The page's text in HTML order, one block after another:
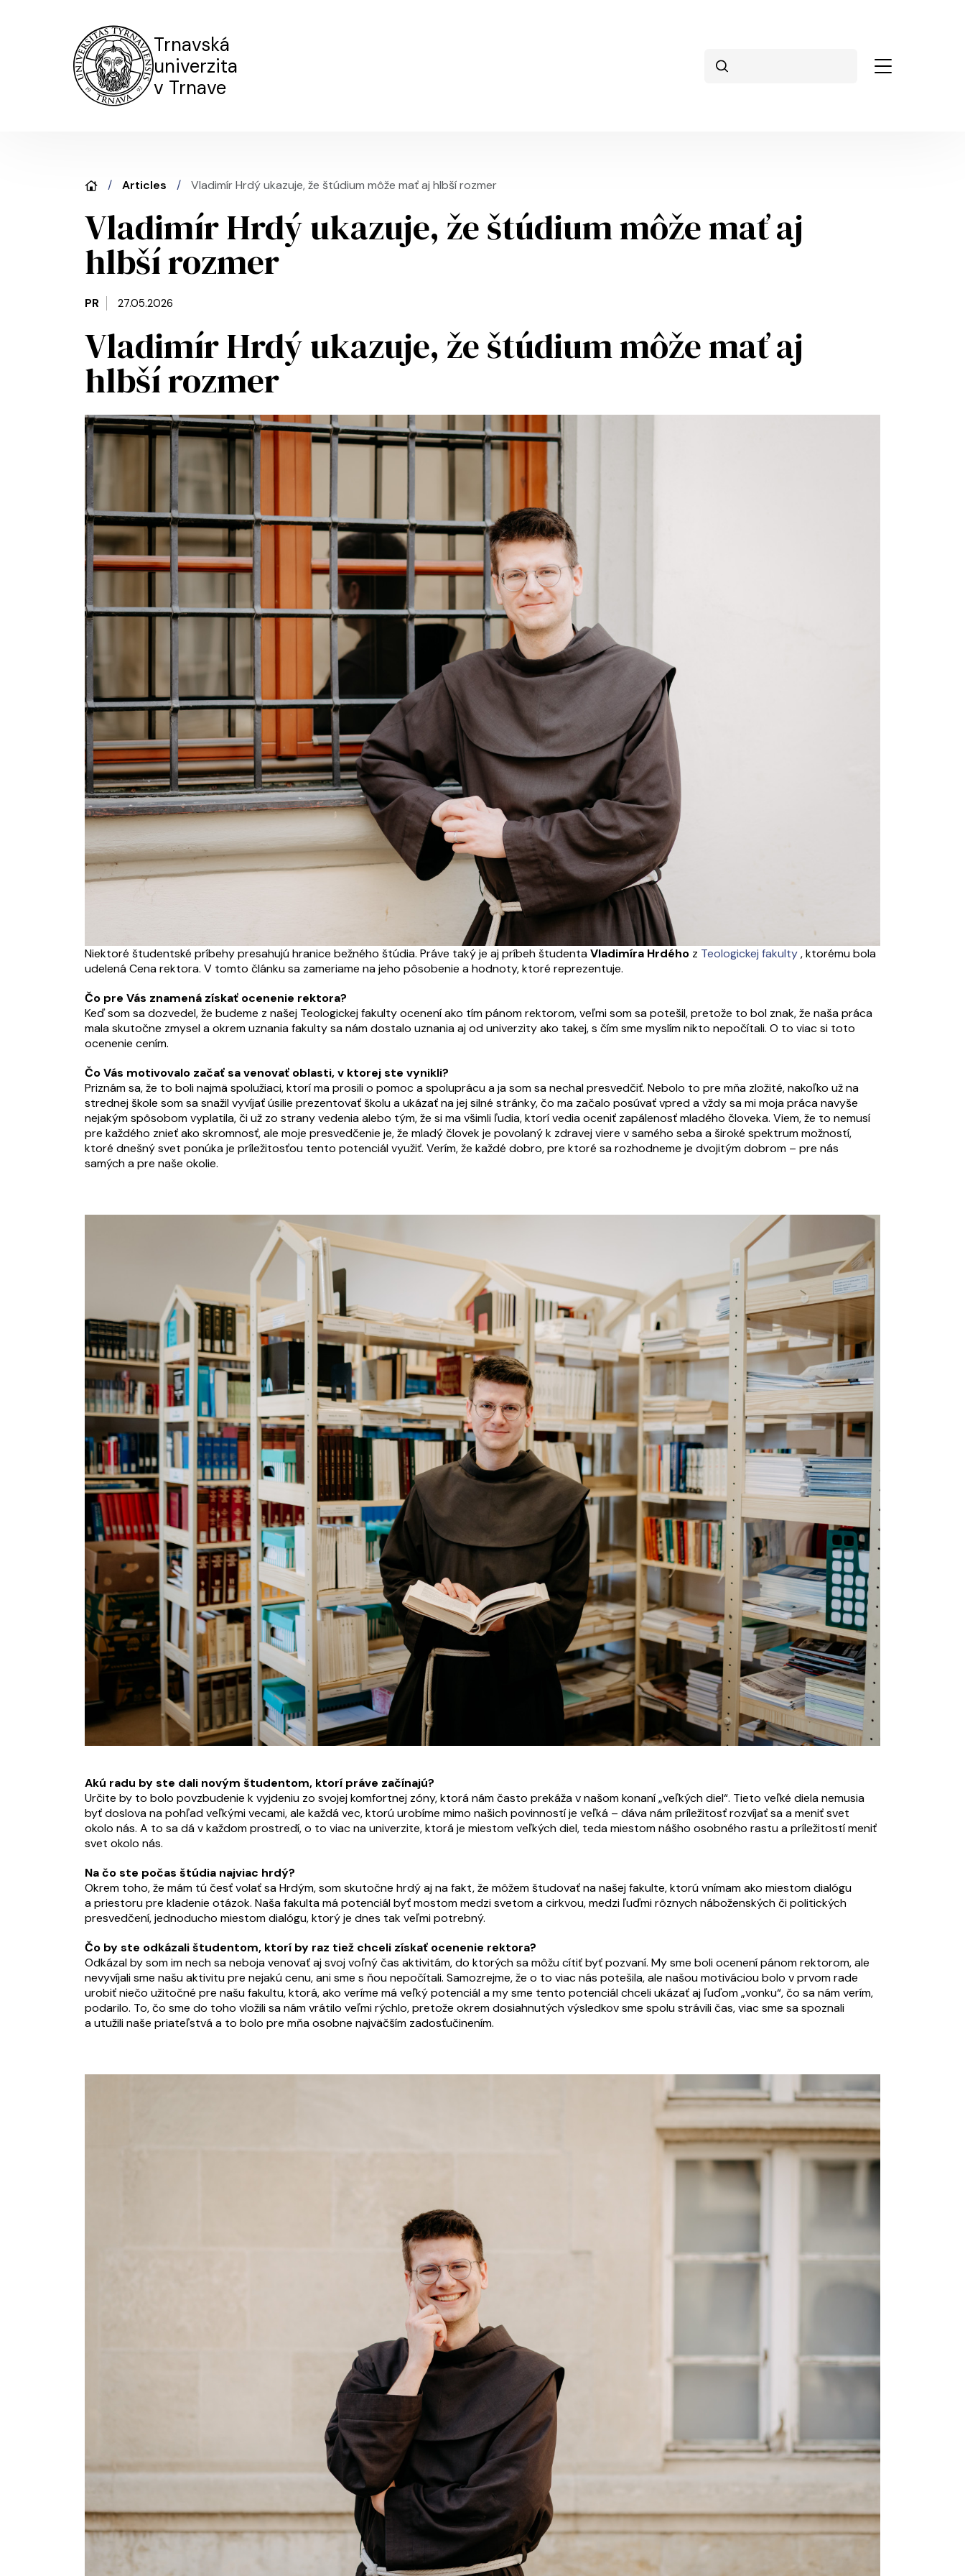
Trnavská
univerzita
v Trnave
Articles Vladimír Hrdý ukazuje, že štúdium môže mať aj hlbší rozmer
Vladimír Hrdý ukazuje, že štúdium môže mať aj
hlbší rozmer
PR 27.05.2026
Vladimír Hrdý ukazuje, že štúdium môže mať aj
hlbší rozmer
Niektoré študentské príbehy presahujú hranice bežného štúdia. Práve taký je aj príbeh študentaVladimíra Hrdého z Teologickej fakulty, ktorému bola
udelená Cena rektora. V tomto článku sa zameriame na jeho pôsobenie a hodnoty, ktoré reprezentuje.
Čo pre Vás znamená získať ocenenie rektora?
Keď som sa dozvedel, že budeme z našej Teologickej fakulty ocenení ako tím pánom rektorom, veľmi som sa potešil, pretože to bol znak, že naša práca
mala skutočne zmysel a okrem uznania fakulty sa nám dostalo uznania aj od univerzity ako takej, s čím sme myslím nikto nepočítali. O to viac si toto
ocenenie cením.
Čo Vás motivovalo začať sa venovať oblasti, v ktorej ste vynikli?
Priznám sa, že to boli najmä spolužiaci, ktorí ma prosili o pomoc a spoluprácu a ja som sa nechal presvedčiť. Nebolo to pre mňa zložité, nakoľko už na
strednej škole som sa snažil vyvíjať úsilie prezentovať školu a ukázať na jej silné stránky, čo ma začalo posúvať vpred a vždy sa mi moja práca navyše
nejakým spôsobom vyplatila, či už zo strany vedenia alebo tým, že si ma všimli ľudia, ktorí vedia oceniť zapálenosť mladého človeka. Viem, že to nemusí
pre každého znieť ako skromnosť, ale moje presvedčenie je, že mladý človek je povolaný k zdravej viere v samého seba a široké spektrum možností,
ktoré dnešný svet ponúka je príležitosťou tento potenciál využiť. Verím, že každé dobro, pre ktoré sa rozhodneme je dvojitým dobrom – pre nás
samých a pre naše okolie.
Akú radu by ste dali novým študentom, ktorí práve začínajú?
Určite by to bolo povzbudenie k vyjdeniu zo svojej komfortnej zóny, ktorá nám často prekáža v našom konaní „veľkých diel“. Tieto veľké diela nemusia
byť doslova na pohľad veľkými vecami, ale každá vec, ktorú urobíme mimo našich povinností je veľká – dáva nám príležitosť rozvíjať sa a meniť svet
okolo nás. A to sa dá v každom prostredí, o to viac na univerzite, ktorá je miestom veľkých diel, teda miestom nášho osobného rastu a príležitostí meniť
svet okolo nás.
Na čo ste počas štúdia najviac hrdý?
Okrem toho, že mám tú česť volať sa Hrdým, som skutočne hrdý aj na fakt, že môžem študovať na našej fakulte, ktorú vnímam ako miestom dialógu
a priestoru pre kladenie otázok. Naša fakulta má potenciál byť mostom medzi svetom a cirkvou, medzi ľuďmi rôznych náboženských či politických
presvedčení, jednoducho miestom dialógu, ktorý je dnes tak veľmi potrebný.
Čo by ste odkázali študentom, ktorí by raz tiež chceli získať ocenenie rektora?
Odkázal by som im nech sa neboja venovať aj svoj voľný čas aktivitám, do ktorých sa môžu cítiť byť pozvaní. My sme boli ocenení pánom rektorom, ale
nevyvíjali sme našu aktivitu pre nejakú cenu, ani sme s ňou nepočítali. Samozrejme, že o to viac nás potešila, ale našou motiváciou bolo v prvom rade
urobiť niečo užitočné pre našu fakultu, ktorá, ako veríme má veľký potenciál a my sme tento potenciál chceli ukázať aj ľuďom „vonku“, čo sa nám verím,
podarilo. To, čo sme do toho vložili sa nám vrátilo veľmi rýchlo, pretože okrem dosiahnutých výsledkov sme spolu strávili čas, viac sme sa spoznali
a utužili naše priateľstvá a to bolo pre mňa osobne najväčším zadosťučinením.